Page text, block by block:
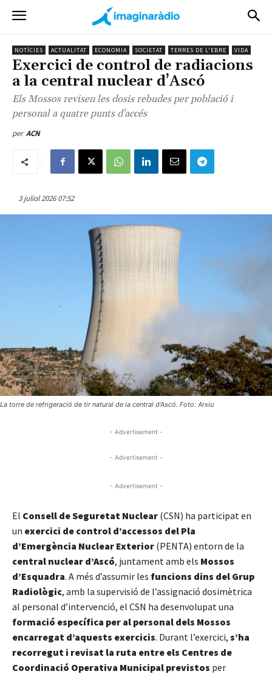
NOTÍCIES ACTUALITAT ECONOMIA SOCIETAT TERRES DE L'EBRE VIDA
Exercici de control de radiacions
a la central nuclear d’Ascó
Els Mossos revisen les dosis rebudes per població i
personal a quatre punts d'accés
per ACN
3 juliol 2026 07:52
La torre de refrigeració de tir natural de la central d'Ascó. Foto: Arxiu
- Advertisement -
- Advertisement -
- Advertisement -
El Consell de Seguretat Nuclear (CSN) ha participat en
un exercici de control d’accessos del Pla
d’Emergència Nuclear Exterior (PENTA) entorn de la
central nuclear d’Ascó, juntament amb els Mossos
d’Esquadra. A més d’assumir les funcions dins del Grup
Radiològic, amb la supervisió de l’assignació dosimètrica
al personal d’intervenció, el CSN ha desenvolupat una
formació específica per al personal dels Mossos
encarregat d’aquests exercicis. Durant l’exercici, s’ha
recorregut i revisat la ruta entre els Centres de
Coordinació Operativa Municipal previstos per